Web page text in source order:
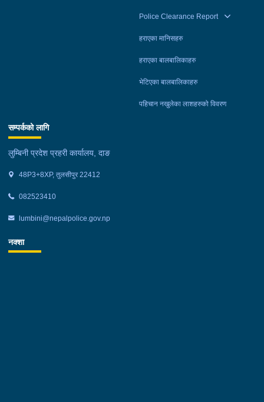
Police Clearance Report
हराएका मानिसहरु
हराएका बालबालिकाहरु
भेटिएका बालबालिकाहरु
पहिचान नखुलेका लाशहरुको विवरण
सम्पर्कको लागि
लुम्बिनी प्रदेश प्रहरी कार्यालय, दाङ
48P3+8XP, तुलसीपुर 22412
082523410
lumbini@nepalpolice.gov.np
नक्शा